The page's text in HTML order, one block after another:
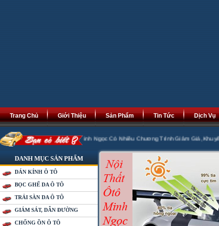
Trang Chủ Giới Thiệu Sản Phẩm Tin Tức Dịch Vụ
Tài Phát Lộc. Minh Ngọc Có Nhiều Chương Trình Giảm Giá ,Khuyến Mại
DANH MỤC SẢN PHẨM
DÁN KÍNH Ô TÔ
BỌC GHẾ DA Ô TÔ
TRẢI SÀN DA Ô TÔ
GIÁM SÁT, DẪN ĐƯỜNG
CHỐNG ỒN Ô TÔ